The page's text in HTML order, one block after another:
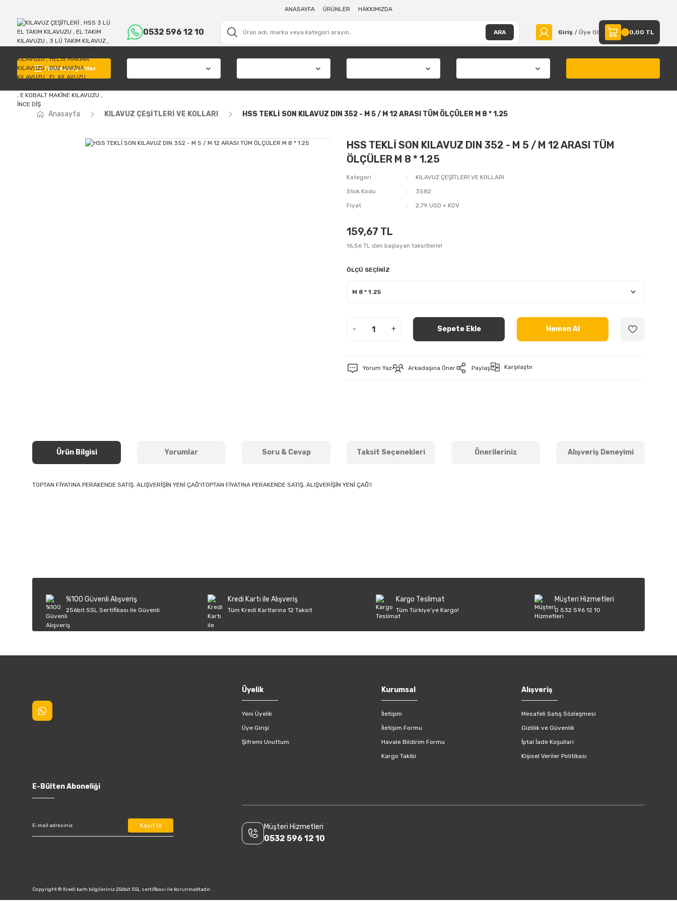
ANASAYFA ÜRÜNLER HAKKIMIZDA
0532 596 12 10 ARA Giriş / Üye Ol 0,00 TL
Tüm Kategoriler
Anasayfa KILAVUZ ÇEŞİTLERİ VE KOLLARI HSS TEKLİ SON KILAVUZ DIN 352 - M 5 / M 12 ARASI TÜM ÖLÇÜLER M 8 * 1.25
HSS TEKLİ SON KILAVUZ DIN 352 - M 5 / M 12 ARASI TÜM
ÖLÇÜLER M 8 * 1.25
Kategori
KILAVUZ ÇEŞİTLERİ VE KOLLARI
Stok Kodu
3582
Fiyat
2,79 USD + KDV
159,67 TL
16,56 TL den başlayan taksitlerle!
ÖLÇÜ SEÇİNİZ
- + Sepete Ekle Hemen Al
Yorum Yaz Arkadaşına Öner Paylaş Karşılaştır
Ürün Bilgisi Yorumlar Soru & Cevap Taksit Seçenekleri Önerileriniz Alışveriş Deneyimi
TOPTAN FİYATINA PERAKENDE SATIŞ. ALIŞVERİŞİN YENİ ÇAĞ'ITOPTAN FİYATINA PERAKENDE SATIŞ. ALIŞVERİŞİN YENİ ÇAĞ'I
Ürün fiyatı diğer sitelerden daha pahalı.
Bu ürüne benzer farklı alternatifler olmalı.
%100 Güvenli Alışveriş
256bit SSL Sertifikası ile Güvenli
Kredi Kartı ile Alışveriş
Tüm Kredi Kartlarına 12 Taksit
Kargo Teslimat
Tüm Türkiye’ye Kargo!
Müşteri Hizmetleri
0 532 596 12 10
Üyelik
Yeni Üyelik
Üye Girişi
Şifremi Unuttum
Kurumsal
İletişim
İletişim Formu
Havale Bildirim Formu
Kargo Takibi
Alışveriş
Mesafeli Satış Sözleşmesi
Gizlilik ve Güvenlik
İptal İade Koşullari
Kişisel Veriler Politikası
E-Bülten Aboneliği
Kayıt Ol Müşteri Hizmetleri
0532 596 12 10
Copyright © Kredi kartı bilgileriniz 256bit SSL sertifikası ile korunmaktadır.